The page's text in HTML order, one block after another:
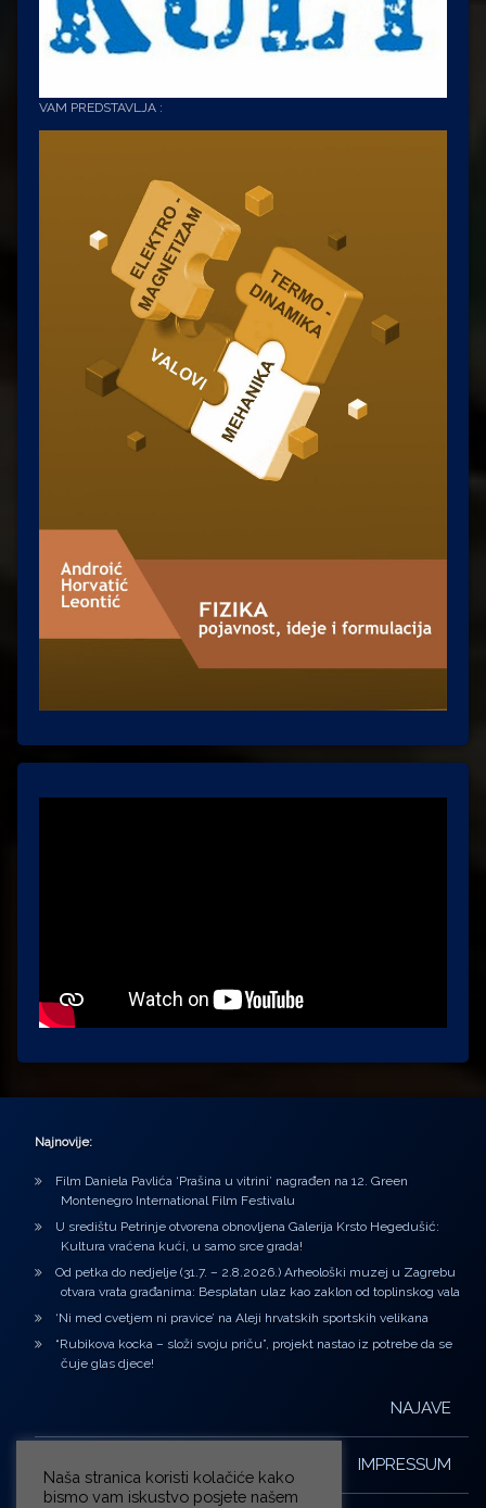
VAM PREDSTAVLJA :
Najnovije:
Film Daniela Pavlića ‘Prašina u vitrini’ nagrađen na 12. Green
Montenegro International Film Festivalu
U središtu Petrinje otvorena obnovljena Galerija Krsto Hegedušić:
Kultura vraćena kući, u samo srce grada!
Od petka do nedjelje (31.7. – 2.8.2026.) Arheološki muzej u Zagrebu
otvara vrata građanima: Besplatan ulaz kao zaklon od toplinskog vala
‘Ni med cvetjem ni pravice’ na Aleji hrvatskih sportskih velikana
“Rubikova kocka – složi svoju priču”, projekt nastao iz potrebe da se
čuje glas djece!
NAJAVE
IMPRESSUM
Naša stranica koristi kolačiće kako
bismo vam iskustvo posjete našem